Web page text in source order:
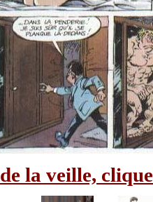
la veille,